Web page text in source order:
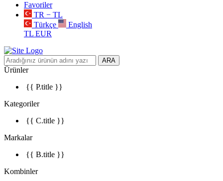
Favoriler
TR − TL
Türkçe
English
TL EUR
ARA
Ürünler
{{ P.title }}
Kategoriler
{{ C.title }}
Markalar
{{ B.title }}
Kombinler